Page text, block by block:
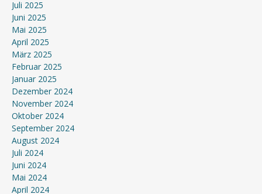
Juli 2025
Juni 2025
Mai 2025
April 2025
März 2025
Februar 2025
Januar 2025
Dezember 2024
November 2024
Oktober 2024
September 2024
August 2024
Juli 2024
Juni 2024
Mai 2024
April 2024